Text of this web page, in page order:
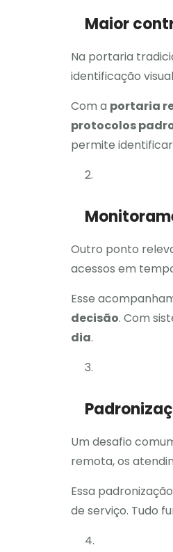
Maior
Na portaria
identificação
Com a portaria
protocolos
permite
Outro ponto
acessos em
Esse
decisão. Com
dia.
Um desafio
remota, os
Essa
de serviço. Tudo